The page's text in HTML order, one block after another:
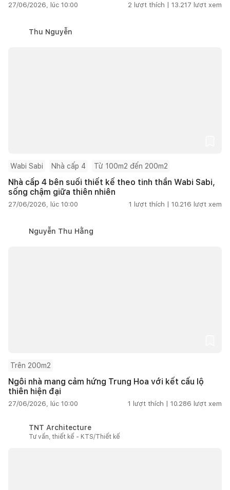
27/06/2026, lúc 10:00 2 lượt thích | 13.217 lượt xem
Thu Nguyễn
Wabi Sabi Nhà cấp 4 Từ 100m2 đến 200m2
Nhà cấp 4 bên suối thiết kế theo tinh thần Wabi Sabi,
sống chậm giữa thiên nhiên
27/06/2026, lúc 10:00 1 lượt thích | 10.216 lượt xem
Nguyễn Thu Hằng
Trên 200m2
Ngôi nhà mang cảm hứng Trung Hoa với kết cấu lộ
thiên hiện đại
27/06/2026, lúc 10:00 1 lượt thích | 10.286 lượt xem
TNT Architecture
Tư vấn, thiết kế - KTS/Thiết kế